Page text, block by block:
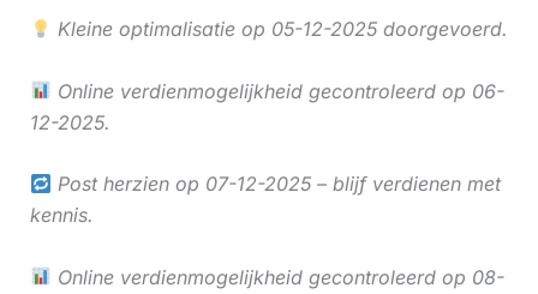
Kleine optimalisatie op 05-12-2025 doorgevoerd.
Online verdienmogelijkheid gecontroleerd op 06-
12-2025.
Post herzien op 07-12-2025 – blijf verdienen met
kennis.
Online verdienmogelijkheid gecontroleerd op 08-